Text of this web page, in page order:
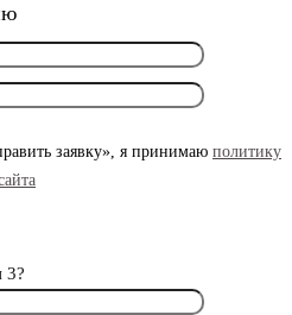
заявку», я принимаю политику
3?